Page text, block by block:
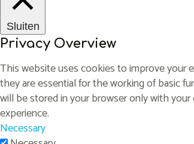
Sluiten
Privacy Overview
This website uses cookies to improve your
they are essential for the working of basic
will be stored in your browser only with
experience.
Necessary